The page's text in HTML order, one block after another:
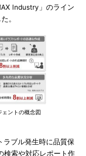
Industry」のライン
。
ントの概念図
ブル発生時に品質保
検索や対応レポート作